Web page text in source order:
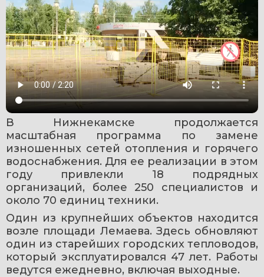
В Нижнекамске продолжается
масштабная программа по замене
изношенных сетей отопления и горячего
водоснабжения. Для ее реализации в этом
году привлекли 18 подрядных
организаций, более 250 специалистов и
около 70 единиц техники.
Один из крупнейших объектов находится
возле площади Лемаева. Здесь обновляют
один из старейших городских тепловодов,
который эксплуатировался 47 лет. Работы
ведутся ежедневно, включая выходные.